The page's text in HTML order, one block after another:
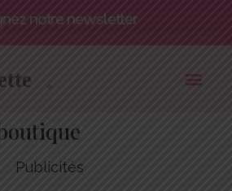
notre newsletter
Publicités